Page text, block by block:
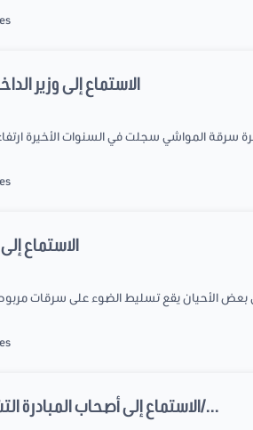
الاستماع إلى وزير الداخلية في خصوص
الاستماع إلى وزير
الاستماع إلى أصحاب المبادرة التشريعية الخاصة بمقترح القانون عدد 2017/21 المتعلق بحماية الفلاحين من السرقات/...